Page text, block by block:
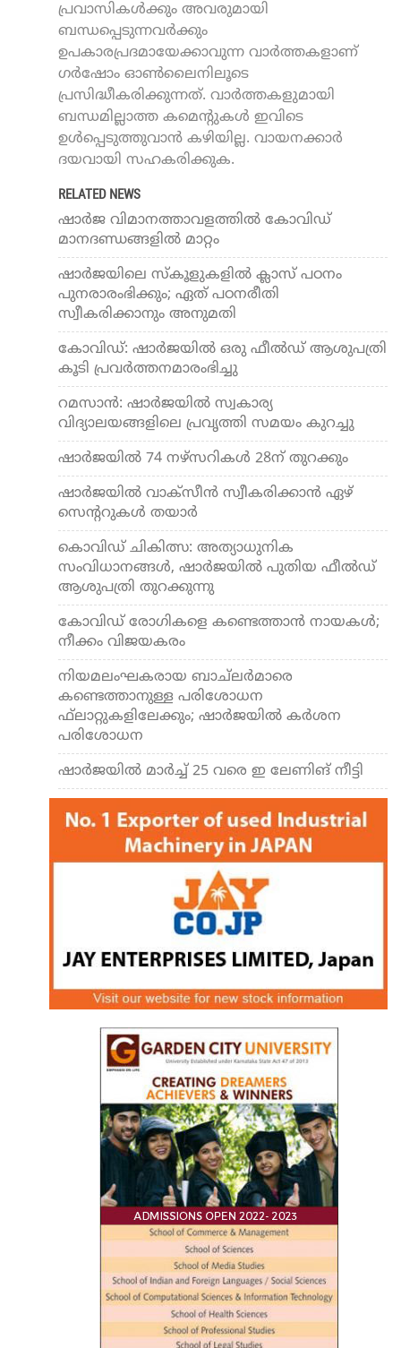
പ്രവാസികൾക്കും അവരുമായി
ബന്ധപ്പെടുന്നവർക്കും
ഉപകാരപ്രദമായേക്കാവുന്ന വാർത്തകളാണ്
ഗർഷോം ഓൺലൈനിലൂടെ
പ്രസിദ്ധീകരിക്കുന്നത്. വാർത്തകളുമായി
ബന്ധമില്ലാത്ത കമെന്റുകൾ ഇവിടെ
ഉൾപ്പെടുത്തുവാൻ കഴിയില്ല. വായനക്കാർ
ദയവായി സഹകരിക്കുക.
RELATED NEWS
ഷാര്‍ജ വിമാനത്താവളത്തില്‍ കോവിഡ്
മാനദണ്ഡങ്ങളില്‍ മാറ്റം
ഷാര്‍ജയിലെ സ്‌കൂളുകളില്‍ ക്ലാസ് പഠനം
പുനരാരംഭിക്കും; ഏത് പഠനരീതി
സ്വീകരിക്കാനും അനുമതി
കോവിഡ്: ഷാര്‍ജയില്‍ ഒരു ഫീല്‍ഡ് ആശുപത്രി
കൂടി പ്രവര്‍ത്തനമാരംഭിച്ചു
റമസാന്‍: ഷാര്‍ജയില്‍ സ്വകാര്യ
വിദ്യാലയങ്ങളിലെ പ്രവൃത്തി സമയം കുറച്ചു
ഷാര്‍ജയില്‍ 74 നഴ്‌സറികള്‍ 28ന് തുറക്കും
ഷാര്‍ജയില്‍ വാക്‌സീന്‍ സ്വീകരിക്കാന്‍ ഏഴ്
സെന്ററുകള്‍ തയാര്‍
കൊവിഡ് ചികിത്സ: അത്യാധുനിക
സംവിധാനങ്ങള്‍, ഷാര്‍ജയില്‍ പുതിയ ഫീല്‍ഡ്
ആശുപത്രി തുറക്കുന്നു
കോവിഡ് രോഗികളെ കണ്ടെത്താന്‍ നായകള്‍;
നീക്കം വിജയകരം
നിയമലംഘകരായ ബാച്ലര്‍മാരെ
കണ്ടെത്താനുള്ള പരിശോധന
ഫ്‌ലാറ്റുകളിലേക്കും; ഷാര്‍ജയില്‍ കര്‍ശന
പരിശോധന
ഷാര്‍ജയില്‍ മാര്‍ച്ച് 25 വരെ ഇ ലേണിങ് നീട്ടി